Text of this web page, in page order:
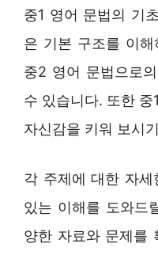
중1 영어 문법의 기
은 기본 구조를 이
중2 영어 문법으로
수 있습니다. 또한
자신감을 키워 보시
각 주제에 대한 자
있는 이해를 도와드
양한 자료와 문제를